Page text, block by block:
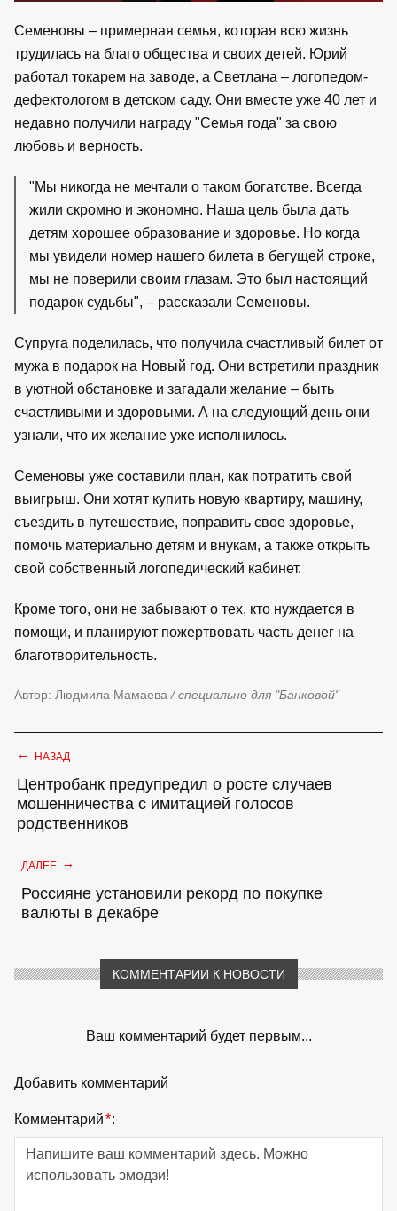
Семеновы – примерная семья, которая всю жизнь
трудилась на благо общества и своих детей. Юрий
работал токарем на заводе, а Светлана – логопедом-
дефектологом в детском саду. Они вместе уже 40 лет и
недавно получили награду "Семья года" за свою
любовь и верность.
"Мы никогда не мечтали о таком богатстве. Всегда
жили скромно и экономно. Наша цель была дать
детям хорошее образование и здоровье. Но когда
мы увидели номер нашего билета в бегущей строке,
мы не поверили своим глазам. Это был настоящий
подарок судьбы", – рассказали Семеновы.
Супруга поделилась, что получила счастливый билет от
мужа в подарок на Новый год. Они встретили праздник
в уютной обстановке и загадали желание – быть
счастливыми и здоровыми. А на следующий день они
узнали, что их желание уже исполнилось.
Семеновы уже составили план, как потратить свой
выигрыш. Они хотят купить новую квартиру, машину,
съездить в путешествие, поправить свое здоровье,
помочь материально детям и внукам, а также открыть
свой собственный логопедический кабинет.
Кроме того, они не забывают о тех, кто нуждается в
помощи, и планируют пожертвовать часть денег на
благотворительность.
Автор: Людмила Мамаева / специально для "Банковой"
← НАЗАД
Центробанк предупредил о росте случаев
мошенничества с имитацией голосов
родственников
ДАЛЕЕ →
Россияне установили рекорд по покупке
валюты в декабре
КОММЕНТАРИИ К НОВОСТИ
Ваш комментарий будет первым...
Добавить комментарий
Комментарий*: